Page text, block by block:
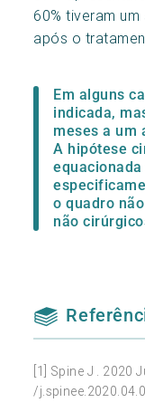
60% tiveram
após o
Em alguns
indicada,
meses a um
A hipótese
o quadro
não
[1] Spine J . 2020
/